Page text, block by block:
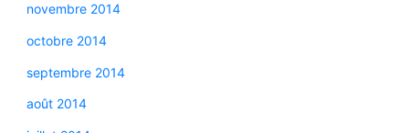
novembre 2014
octobre 2014
septembre 2014
août 2014